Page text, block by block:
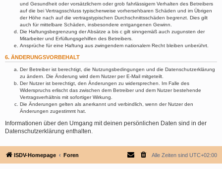
und Gesundheit oder vorsätzlichem oder grob fahrlässigem Verhalten des Betreibers
auf die bei Vertragsschluss typischerweise vorhersehbaren Schäden und im Übrigen
der Höhe nach auf die vertragstypischen Durchschnittsschäden begrenzt. Dies gilt
auch für mittelbare Schäden, insbesondere entgangenen Gewinn.
Die Haftungsbegrenzung der Absätze a bis c gilt sinngemäß auch zugunsten der
Mitarbeiter und Erfüllungsgehilfen des Betreibers.
Ansprüche für eine Haftung aus zwingendem nationalem Recht bleiben unberührt.
6. ÄNDERUNGSVORBEHALT
Der Betreiber ist berechtigt, die Nutzungsbedingungen und die Datenschutzerklärung
zu ändern. Die Änderung wird dem Nutzer per E-Mail mitgeteilt.
Der Nutzer ist berechtigt, den Änderungen zu widersprechen. Im Falle des
Widerspruchs erlischt das zwischen dem Betreiber und dem Nutzer bestehende
Vertragsverhältnis mit sofortiger Wirkung.
Die Änderungen gelten als anerkannt und verbindlich, wenn der Nutzer den
Änderungen zugestimmt hat.
Informationen über den Umgang mit deinen persönlichen Daten sind in der
Datenschutzerklärung enthalten.
ISDV-Homepage Foren Alle Zeiten sind UTC+02:00